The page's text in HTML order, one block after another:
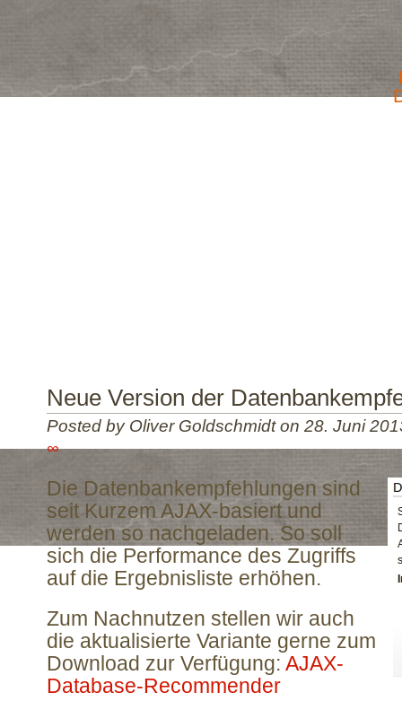
Neue Version der
Posted by Oliver Goldschmidt on 28. Juni
∞
Die Datenbankempfehlungen sind
seit Kurzem AJAX-basiert und
werden so nachgeladen. So soll
sich die Performance des Zugriffs
auf die Ergebnisliste erhöhen.
Zum Nachnutzen stellen wir auch
die aktualisierte Variante gerne zum
Download zur Verfügung: AJAX-
Database-Recommender